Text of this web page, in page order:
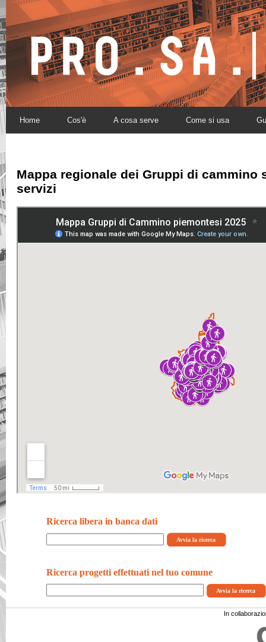
Home Cos'è A cosa serve Come si usa
Mappa regionale dei Gruppi di cammino
servizi
Ricerca libera in banca dati
Ricerca progetti effettuati nel tuo comune
In